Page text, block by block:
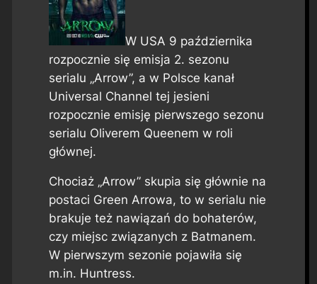
W USA 9 października
rozpocznie się emisja 2. sezonu
serialu „Arrow”, a w Polsce kanał
Universal Channel tej jesieni
rozpocznie emisję pierwszego sezonu
serialu Oliverem Queenem w roli
głównej.
Chociaż „Arrow” skupia się głównie na
postaci Green Arrowa, to w serialu nie
brakuje też nawiązań do bohaterów,
czy miejsc związanych z Batmanem.
W pierwszym sezonie pojawiła się
m.in. Huntress.